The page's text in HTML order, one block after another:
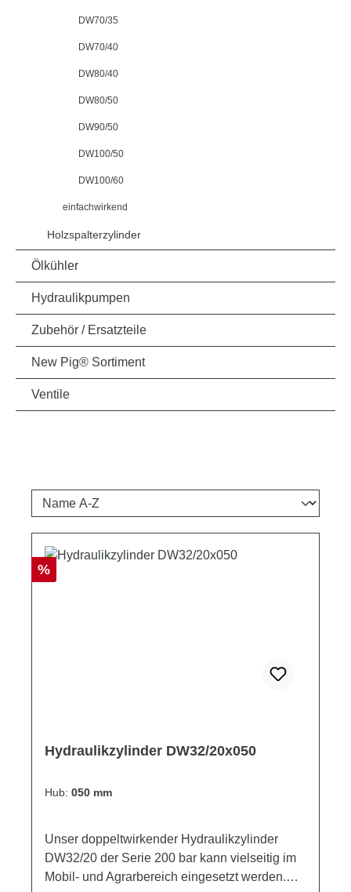
DW70/35
DW70/40
DW80/40
DW80/50
DW90/50
DW100/50
DW100/60
einfachwirkend
Holzspalterzylinder
Ölkühler
Hydraulikpumpen
Zubehör / Ersatzteile
New Pig® Sortiment
Ventile
Rabatt
%
Hydraulikzylinder DW32/20x050
Hub: 050 mm
Unser doppeltwirkender Hydraulikzylinder
DW32/20 der Serie 200 bar kann vielseitig im
Mobil- und Agrarbereich eingesetzt werden.